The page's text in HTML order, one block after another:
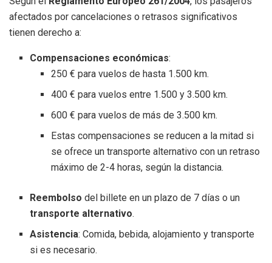
afectados por cancelaciones o retrasos significativos
tienen derecho a:
Compensaciones económicas:
250 € para vuelos de hasta 1.500 km.
400 € para vuelos entre 1.500 y 3.500 km.
600 € para vuelos de más de 3.500 km.
Estas compensaciones se reducen a la mitad si
se ofrece un transporte alternativo con un retraso
máximo de 2-4 horas, según la distancia.
Reembolso del billete en un plazo de 7 días o un
transporte alternativo.
Asistencia: Comida, bebida, alojamiento y transporte
si es necesario.